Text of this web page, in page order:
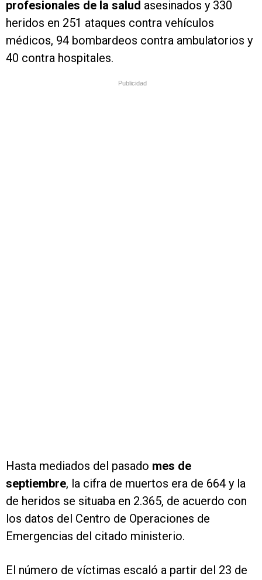
profesionales de la salud asesinados y 330
heridos en 251 ataques contra vehículos
médicos, 94 bombardeos contra ambulatorios y
40 contra hospitales.
Publicidad
Hasta mediados del pasado mes de
septiembre, la cifra de muertos era de 664 y la
de heridos se situaba en 2.365, de acuerdo con
los datos del Centro de Operaciones de
Emergencias del citado ministerio.
El número de víctimas escaló a partir del 23 de